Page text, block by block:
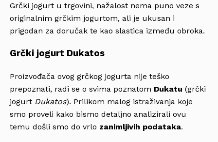
Grčki jogurt u trgovini, nažalost nema puno veze s
originalnim grčkim jogurtom, ali je ukusan i
prigodan za doručak te kao slastica između obroka.
Grčki jogurt Dukatos
Proizvođača ovog grčkog jogurta nije teško
prepoznati, radi se o svima poznatom Dukatu (grčki
jogurt Dukatos). Prilikom malog istraživanja koje
smo proveli kako bismo detaljno analizirali ovu
temu došli smo do vrlo zanimljivih podataka.